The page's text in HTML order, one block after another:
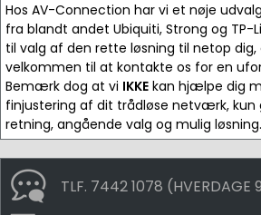
Hos AV-Connection har vi et nøje
fra blandt andet Ubiquiti, Strong og TP-
til valg af den rette løsning til netop dig,
velkommen til at kontakte os for en
Bemærk dog at vi IKKE kan hjælpe dig
finjustering af dit trådløse netværk, kun
retning, angående valg og mulig løsning.
TLF. 7442 1078 (HVERDAGE